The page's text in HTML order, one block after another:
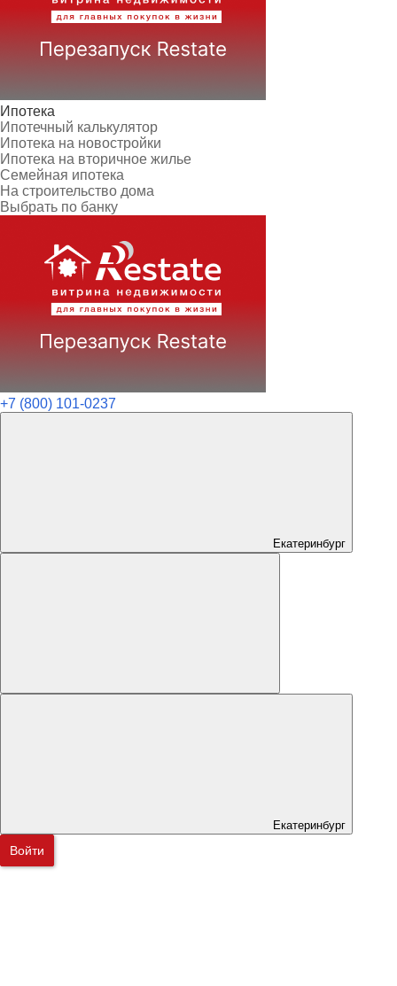
Ипотека
Ипотечный калькулятор
Ипотека на новостройки
Ипотека на вторичное жилье
Семейная ипотека
На строительство дома
Выбрать по банку
+7 (800) 101-0237
Екатеринбург
Екатеринбург
Войти